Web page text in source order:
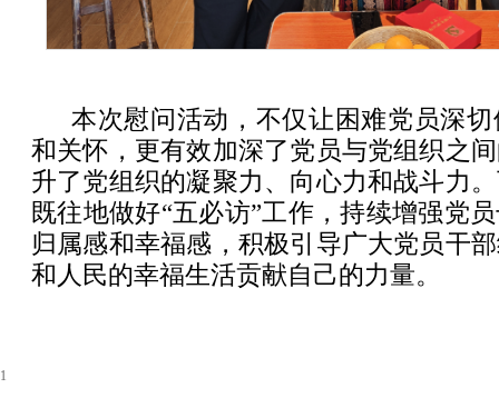
本次慰问活动，不仅让困难党员深
和关怀，更有效加深了党员与党组织之
升了党组织的凝聚力、向心力和战斗力
既往地做好“五必访”工作，持续增强党
归属感和幸福感，积极引导广大党员干
和人民的幸福生活贡献自己的力量。
1